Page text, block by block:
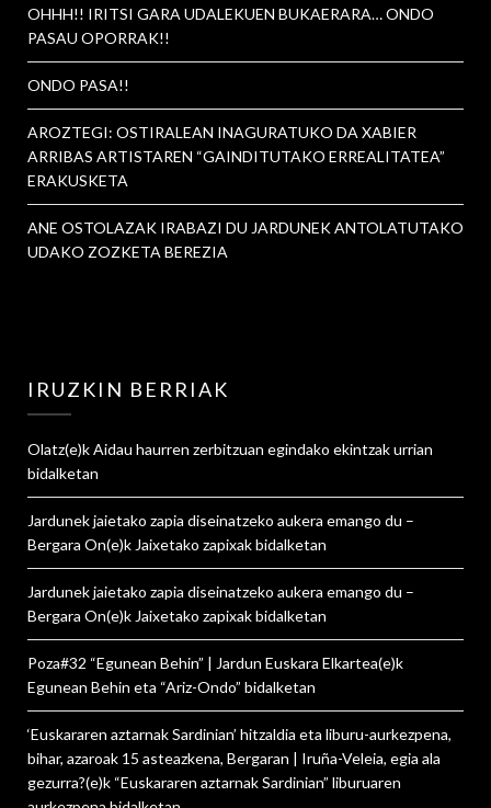
OHHH!! IRITSI GARA UDALEKUEN BUKAERARA… ONDO
PASAU OPORRAK!!
ONDO PASA!!
AROZTEGI: OSTIRALEAN INAGURATUKO DA XABIER
ARRIBAS ARTISTAREN “GAINDITUTAKO ERREALITATEA”
ERAKUSKETA
ANE OSTOLAZAK IRABAZI DU JARDUNEK ANTOLATUTAKO
UDAKO ZOZKETA BEREZIA
IRUZKIN BERRIAK
Olatz(e)kAidau haurren zerbitzuan egindako ekintzak urrian
bidalketan
Jardunek jaietako zapia diseinatzeko aukera emango du –
Bergara On(e)k Jaixetako zapixakbidalketan
Jardunek jaietako zapia diseinatzeko aukera emango du –
Bergara On(e)k Jaixetako zapixakbidalketan
Poza#32 “Egunean Behin” | Jardun Euskara Elkartea(e)k
Egunean Behin eta “Ariz-Ondo” bidalketan
‘Euskararen aztarnak Sardinian’ hitzaldia eta liburu-aurkezpena,
bihar, azaroak 15 asteazkena, Bergaran | Iruña-Veleia, egia ala
gezurra?(e)k “Euskararen aztarnak Sardinian” liburuaren